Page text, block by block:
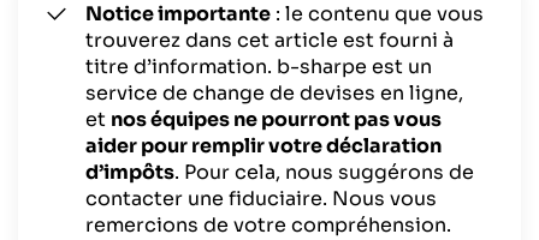
Notice importante : le contenu que vous
trouverez dans cet article est fourni à
titre d’information. b-sharpe est un
service de change de devises en ligne,
et nos équipes ne pourront pas vous
aider pour remplir votre déclaration
d’impôts. Pour cela, nous suggérons de
contacter une fiduciaire. Nous vous
remercions de votre compréhension.